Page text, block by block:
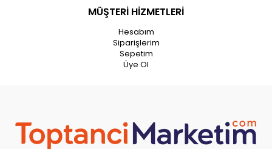
MÜŞTERİ HİZMETLERİ
Hesabım
Siparişlerim
Sepetim
Üye Ol